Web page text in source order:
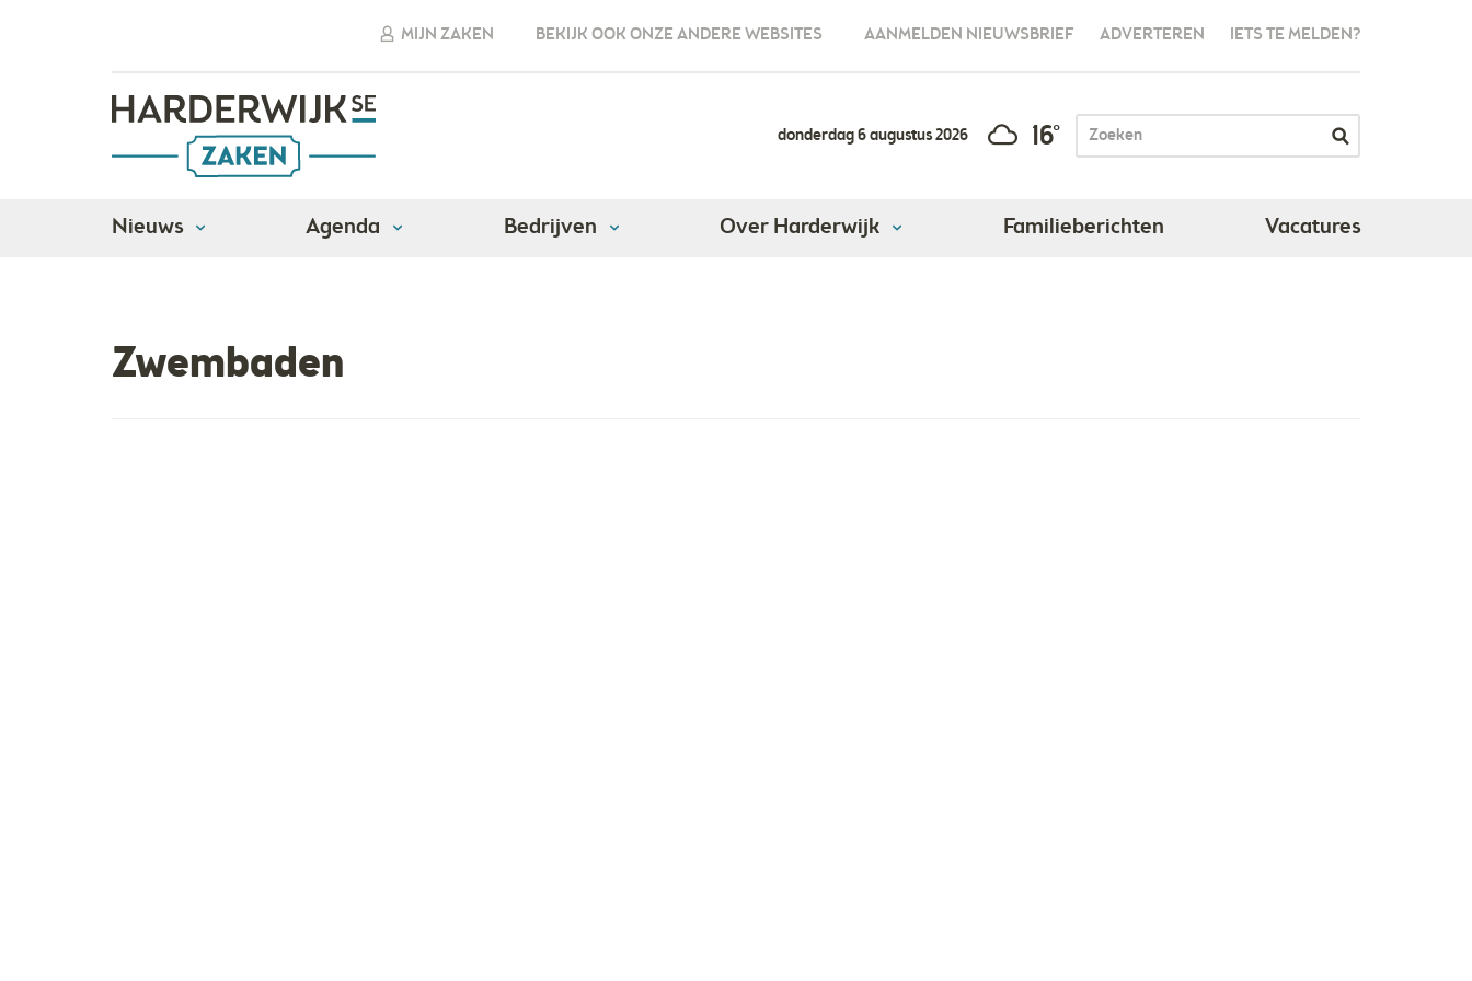
MIJN ZAKEN BEKIJK OOK ONZE ANDERE WEBSITES AANMELDEN NIEUWSBRIEF ADVERTEREN IETS TE MELDEN?
donderdag 6 augustus 2026 16°
Nieuws Agenda Bedrijven Over Harderwijk Familieberichten Vacatures
Zwembaden